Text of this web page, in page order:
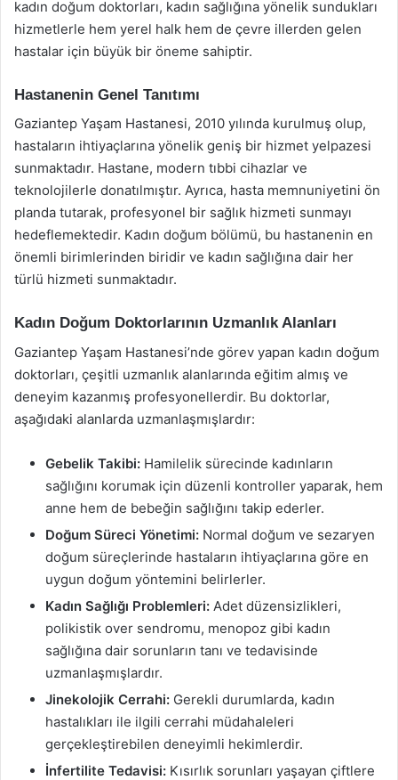
kadın doğum doktorları, kadın sağlığına yönelik sundukları
hizmetlerle hem yerel halk hem de çevre illerden gelen
hastalar için büyük bir öneme sahiptir.
Hastanenin Genel Tanıtımı
Gaziantep Yaşam Hastanesi, 2010 yılında kurulmuş olup,
hastaların ihtiyaçlarına yönelik geniş bir hizmet yelpazesi
sunmaktadır. Hastane, modern tıbbi cihazlar ve
teknolojilerle donatılmıştır. Ayrıca, hasta memnuniyetini ön
planda tutarak, profesyonel bir sağlık hizmeti sunmayı
hedeflemektedir. Kadın doğum bölümü, bu hastanenin en
önemli birimlerinden biridir ve kadın sağlığına dair her
türlü hizmeti sunmaktadır.
Kadın Doğum Doktorlarının Uzmanlık Alanları
Gaziantep Yaşam Hastanesi’nde görev yapan kadın doğum
doktorları, çeşitli uzmanlık alanlarında eğitim almış ve
deneyim kazanmış profesyonellerdir. Bu doktorlar,
aşağıdaki alanlarda uzmanlaşmışlardır:
Gebelik Takibi: Hamilelik sürecinde kadınların
sağlığını korumak için düzenli kontroller yaparak, hem
anne hem de bebeğin sağlığını takip ederler.
Doğum Süreci Yönetimi: Normal doğum ve sezaryen
doğum süreçlerinde hastaların ihtiyaçlarına göre en
uygun doğum yöntemini belirlerler.
Kadın Sağlığı Problemleri: Adet düzensizlikleri,
polikistik over sendromu, menopoz gibi kadın
sağlığına dair sorunların tanı ve tedavisinde
uzmanlaşmışlardır.
Jinekolojik Cerrahi: Gerekli durumlarda, kadın
hastalıkları ile ilgili cerrahi müdahaleleri
gerçekleştirebilen deneyimli hekimlerdir.
İnfertilite Tedavisi: Kısırlık sorunları yaşayan çiftlere